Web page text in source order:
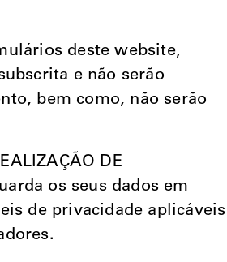
deste website,
e não serão
bem como, não serão
DE
os seus dados em
de privacidade aplicáveis